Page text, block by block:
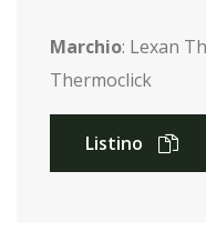
Marchio: Lexan
Thermoclick
Listino